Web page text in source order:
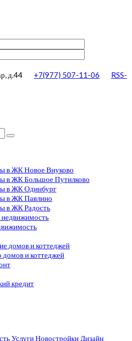
д.44 +7(977) 507-11-06
RSS-
в ЖК Новое Внуково
в ЖК Большое Путилково
в ЖК Одинбург
в ЖК Павлино
в ЖК Радость
домов и коттеджей
домов и коттеджей
кредит